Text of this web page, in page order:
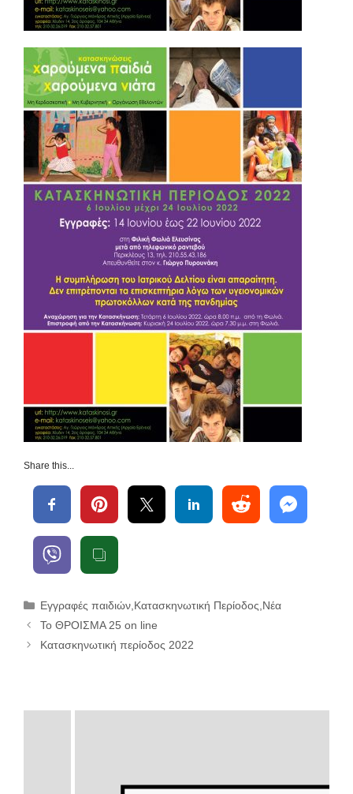
Share this...
Κατηγορίες
Εγγραφές παιδιών Κατασκηνωτική Περίοδος Νέα
Το ΘΡΟΙΣΜΑ 25 on line
Κατασκηνωτική περίοδος 2022